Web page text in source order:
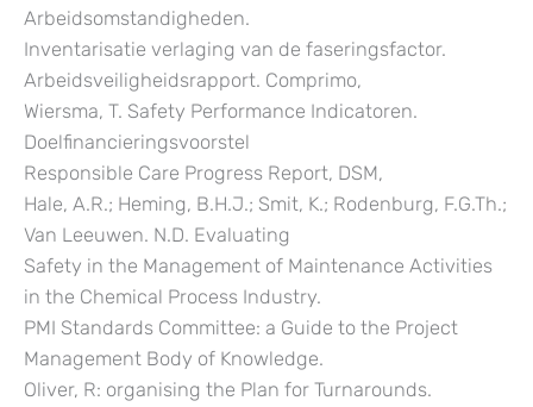
Arbeidsomstandigheden.
Inventarisatie verlaging van de faseringsfactor.
Arbeidsveiligheidsrapport. Comprimo,
Wiersma, T. Safety Performance Indicatoren.
Doelfinancieringsvoorstel
Responsible Care Progress Report, DSM,
Hale, A.R.; Heming, B.H.J.; Smit, K.; Rodenburg, F.G.Th.;
Van Leeuwen. N.D. Evaluating
Safety in the Management of Maintenance Activities
in the Chemical Process Industry.
PMI Standards Committee: a Guide to the Project
Management Body of Knowledge.
Oliver, R: organising the Plan for Turnarounds.